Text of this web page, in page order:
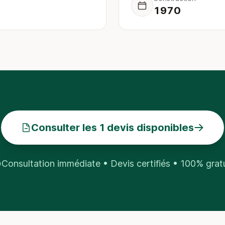
1970
Consulter les 1 devis disponibles
Consultation immédiate • Devis certifiés • 100%